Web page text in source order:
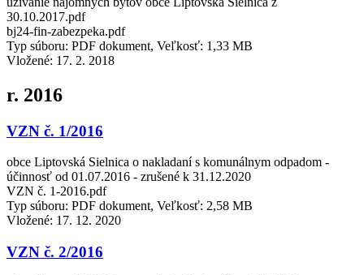
30.10.2017.pdf
bj24-fin-zabezpeka.pdf
Typ súboru: PDF dokument, Veľkosť: 1,33 MB
Vložené: 17. 2. 2018
r. 2016
VZN č. 1/2016
obce Liptovská Sielnica o nakladaní s komunálnym odpadom -
účinnosť od 01.07.2016 - zrušené k 31.12.2020
VZN č. 1-2016.pdf
Typ súboru: PDF dokument, Veľkosť: 2,58 MB
Vložené: 17. 12. 2020
VZN č. 2/2016